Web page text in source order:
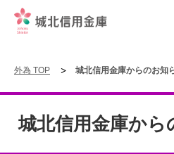
外為 TOP 城北信用金庫からのお知
城北信用金庫から